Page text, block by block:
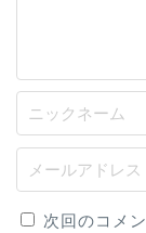
次回のコメ